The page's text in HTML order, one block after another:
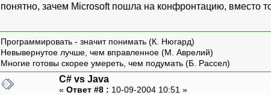
понятно, зачем Microsoft пошла на конфронтацию, вместо
Программировать - значит понимать (К. Нюгард)
Невывернутое лучше, чем вправленное (М. Аврелий)
Многие готовы скорее умереть, чем подумать (Б. Рассел)
C# vs Java
« Ответ #8 : 10-09-2004 10:51 »